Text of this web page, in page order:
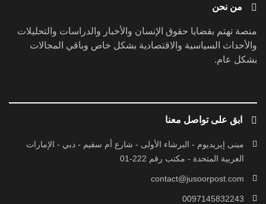
من نحن
منصة تهتم بقضايا حقوق الإنسان والأخبار والدراسات والتحليلات
والأحداث السياسية والاقتصادية بشكل خاص وباقي المجالات
بشكل عام.
ابق على تواصل معنا
مبنى إيريديوم - البرشاء الأولى - شارع أم سقيم - دبي - الإمارات
العربية المتحدة - مكتب رقم 222-01
contact@jusoorpost.com
0097145832243